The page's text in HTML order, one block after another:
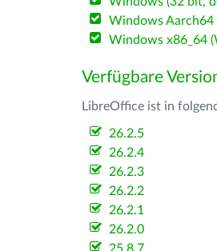
Windows Aarch64
Windows x86_64
Verfügbare
LibreOffice ist in
26.2.5
26.2.4
26.2.3
26.2.2
26.2.1
26.2.0